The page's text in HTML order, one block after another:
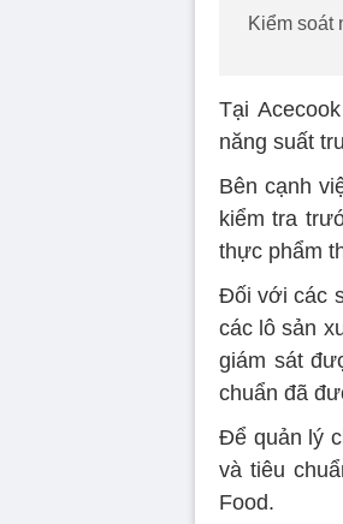
Kiểm soát
Tại
năng suất
Bên cạnh
kiểm tra
thực phẩm
Đối với các
các lô sản
giám sát
chuẩn đã
Để quản lý
và tiêu
Food.